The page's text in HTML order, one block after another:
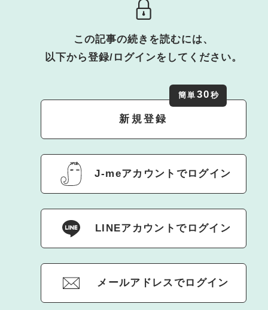
この記事の続きを読むには、
以下から登録/ログインをしてください。
新規登録
簡単 30 秒
J-meアカウントでログイン
LINEアカウントでログイン
メールアドレスでログイン